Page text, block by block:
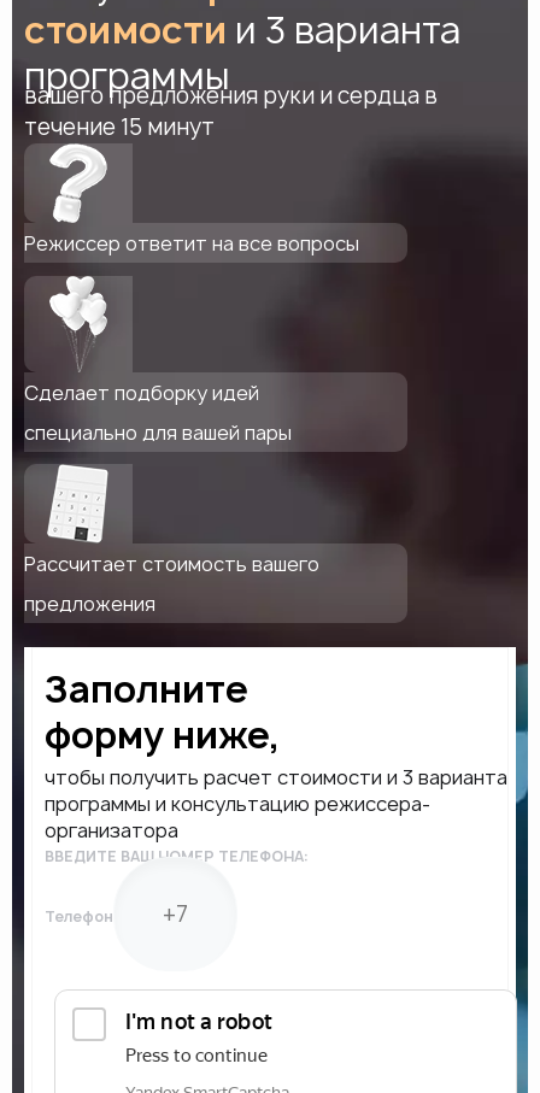
стоимости и 3 варианта
программы
вашего предложения руки и сердца в
течение 15 минут
Режиссер ответит на все вопросы
Сделает подборку идей
специально для вашей пары
Рассчитает стоимость вашего
предложения
Заполните
форму ниже,
чтобы получить расчет стоимости и 3 варианта
программы и консультацию режиссера-
организатора
ВВЕДИТЕ ВАШ НОМЕР ТЕЛЕФОНА:
Телефон